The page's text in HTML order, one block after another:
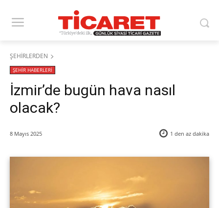
ŞEHİRLERDEN
ŞEHİR HABERLERİ
İzmir’de bugün hava nasıl
olacak?
8 Mayıs 2025 1 den az dakika